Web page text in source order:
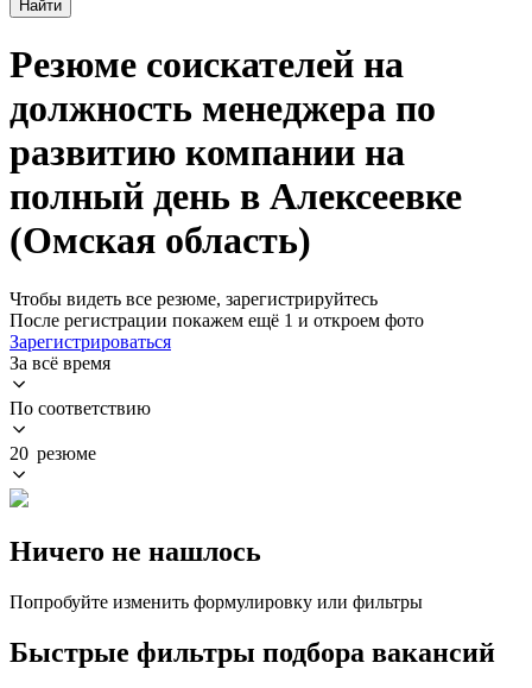
Найти
Резюме соискателей на
должность менеджера по
развитию компании на
полный день в Алексеевке
(Омская область)
Чтобы видеть все резюме, зарегистрируйтесь
После регистрации покажем ещё 1 и откроем фото
Зарегистрироваться
За всё время
По соответствию
20 резюме
Ничего не нашлось
Попробуйте изменить формулировку или фильтры
Быстрые фильтры подбора вакансий